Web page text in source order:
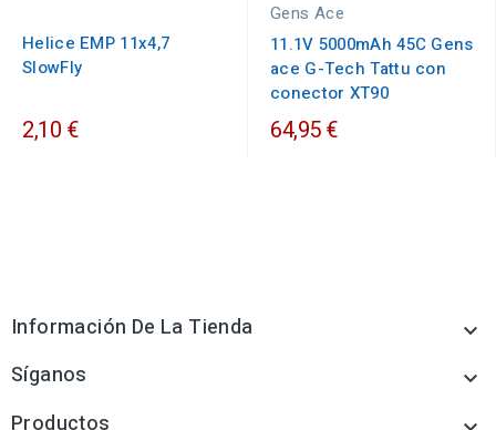
Helice EMP 11x4,7
SlowFly
2,10 €
Gens Ace
11.1V 5000mAh 45C Gens
ace G-Tech Tattu con
conector XT90
64,95 €
Información De La Tienda 
Síganos 
Productos